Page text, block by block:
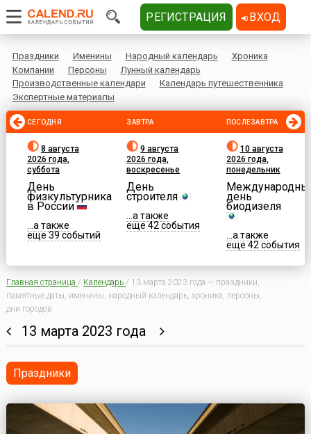
Праздники Именины Народный календарь
Хроника
Компании
Персоны
Лунный календарь
Производственные календари
Календарь путешественника
Экспертные материалы
СЕГОДНЯ
8 августа
2026 года,
суббота
День
физкультурника
в России
...а также
еще 39 событий
ЗАВТРА
9 августа
2026 года,
воскресенье
День
строителя
...а также
еще 42 события
ПОСЛЕЗАВТРА
10 августа
2026 года,
понедельник
день
биодизеля
...а также
еще 42 события
Главная страница / Календарь / 13 марта 2023 года — праздники,
памятные даты, именины, народный календарь, хроника, персоны,
дни городов
13 марта 2023 года
Праздники
РЕГИСТРАЦИЯ ВХОД